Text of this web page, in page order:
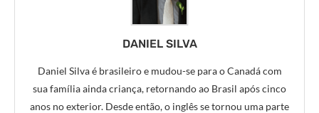
DANIEL SILVA
Daniel Silva é brasileiro e mudou-se para o Canadá com
sua família ainda criança, retornando ao Brasil após cinco
anos no exterior. Desde então, o inglês se tornou uma parte